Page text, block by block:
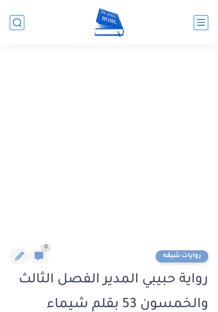
روايات شيقه
0
رواية حبيبي المدير الفصل الثالث
والخمسون 53 بقلم شيماء